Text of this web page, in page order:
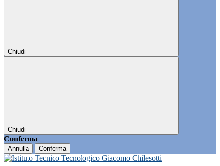
Chiudi
Chiudi
Conferma
Annulla Conferma